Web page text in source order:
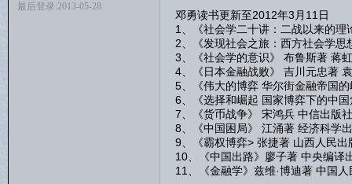
最后登录:2013-05-28
邓勇读书更新至2012年3月11日
1、《社会学二十讲：二战以来的理
2、《发现社会之旅：西方社会学
3、《社会学的意识》 布鲁斯著 蒋
4、《日本金融战败》 吉川元忠著
5、《伟大的博弈 华尔街金融帝国
6、《选择和崛起 国家博弈下的中
7、《货币战争》 宋鸿兵 中信出版社
8、《中国困局》 江涌著 经济科学
9、《霸权博弈> 张捷著 山西人民出
10、《中国出路》廖子著 中央编译
11、《金融学》兹维·博迪著 中国